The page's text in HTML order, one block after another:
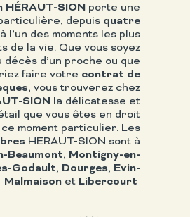
HÉRAUT-SION porte une
depuis quatre
l’un des moments les plus
de la vie. Que vous soyez
d’un proche ou que
faire votre contrat de
, vous trouverez chez
SION la délicatesse et
que vous êtes en droit
moment particulier. Les
HERAUT-SION sont à
Beaumont, Montigny-en-
Godault, Dourges, Evin-
Malmaison et Libercourt